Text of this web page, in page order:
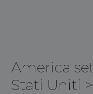
America
Stati Uniti >